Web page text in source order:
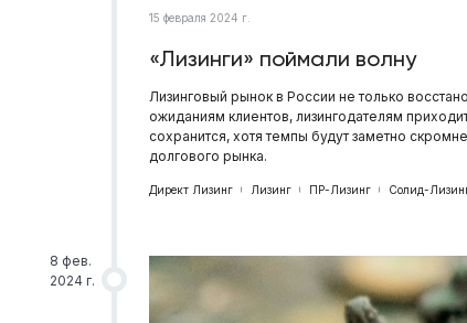
15 февраля 2024 г.
«Лизинги» поймали волну
Лизинговый рынок в России не только
ожиданиям клиентов, лизингодателям
сохранится, хотя темпы будут заметно
долгового рынка.
Директ Лизинг Лизинг ПР-Лизинг Солид-
8 фев.
2024 г.